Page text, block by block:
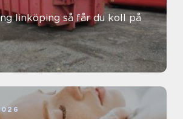
så får du koll på